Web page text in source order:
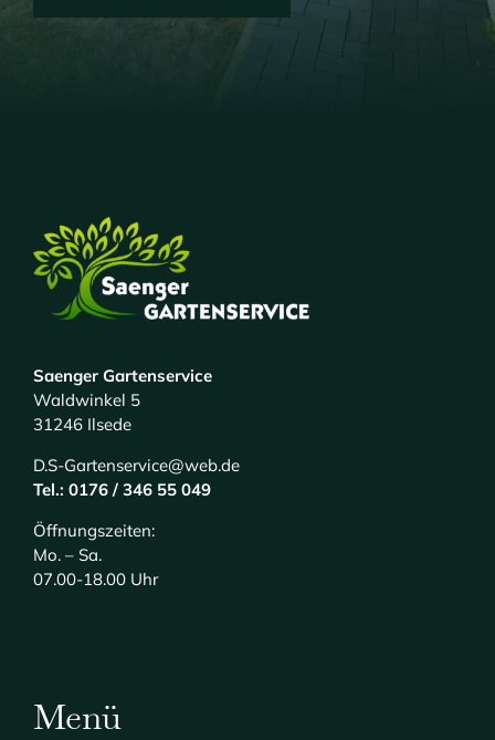
Saenger Gartenservice
Waldwinkel 5
31246 Ilsede
D.S-Gartenservice@web.de
Tel.: 0176 / 346 55 049
Öffnungszeiten:
Mo. – Sa.
07.00-18.00 Uhr
Menü